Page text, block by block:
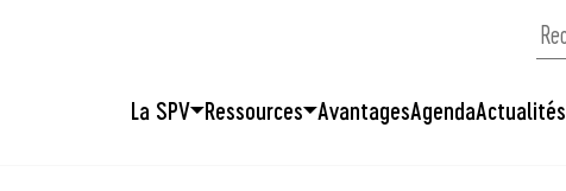
La SPV Ressources AvantagesAgendaActualités